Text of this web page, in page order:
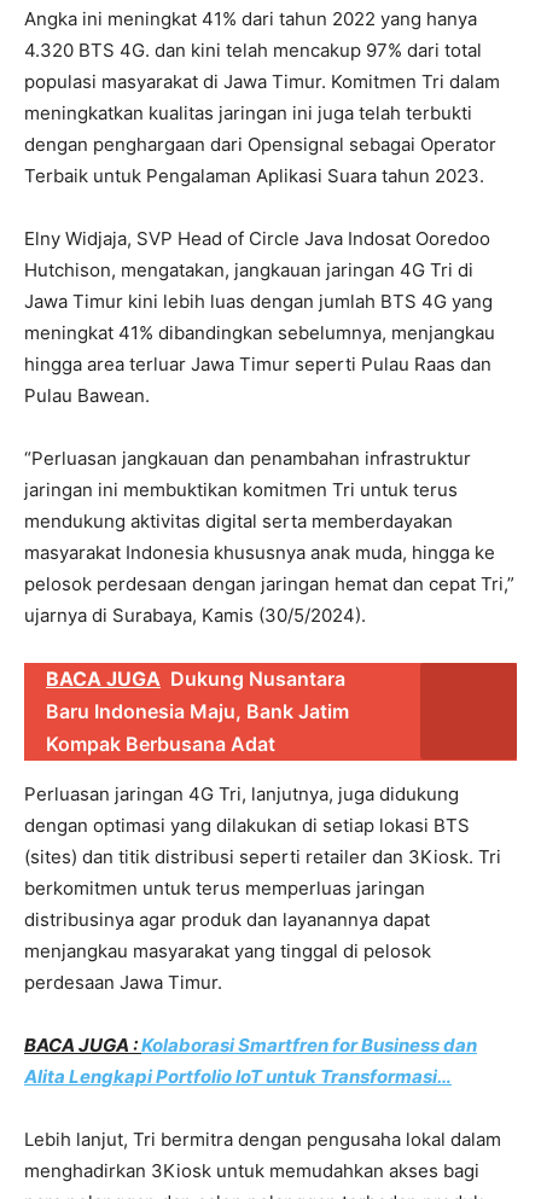
Angka ini meningkat 41% dari tahun 2022 yang hanya
4.320 BTS 4G. dan kini telah mencakup 97% dari total
populasi masyarakat di Jawa Timur. Komitmen Tri dalam
meningkatkan kualitas jaringan ini juga telah terbukti
dengan penghargaan dari Opensignal sebagai Operator
Terbaik untuk Pengalaman Aplikasi Suara tahun 2023.
Elny Widjaja, SVP Head of Circle Java Indosat Ooredoo
Hutchison, mengatakan, jangkauan jaringan 4G Tri di
Jawa Timur kini lebih luas dengan jumlah BTS 4G yang
meningkat 41% dibandingkan sebelumnya, menjangkau
hingga area terluar Jawa Timur seperti Pulau Raas dan
Pulau Bawean.
“Perluasan jangkauan dan penambahan infrastruktur
jaringan ini membuktikan komitmen Tri untuk terus
mendukung aktivitas digital serta memberdayakan
masyarakat Indonesia khususnya anak muda, hingga ke
pelosok perdesaan dengan jaringan hemat dan cepat Tri,”
ujarnya di Surabaya, Kamis (30/5/2024).
BACA JUGA Dukung Nusantara
Baru Indonesia Maju, Bank Jatim
Kompak Berbusana Adat
Perluasan jaringan 4G Tri, lanjutnya, juga didukung
dengan optimasi yang dilakukan di setiap lokasi BTS
(sites) dan titik distribusi seperti retailer dan 3Kiosk. Tri
berkomitmen untuk terus memperluas jaringan
distribusinya agar produk dan layanannya dapat
menjangkau masyarakat yang tinggal di pelosok
perdesaan Jawa Timur.
BACA JUGA :Kolaborasi Smartfren for Business dan
Alita Lengkapi Portfolio IoT untuk Transformasi…
Lebih lanjut, Tri bermitra dengan pengusaha lokal dalam
menghadirkan 3Kiosk untuk memudahkan akses bagi